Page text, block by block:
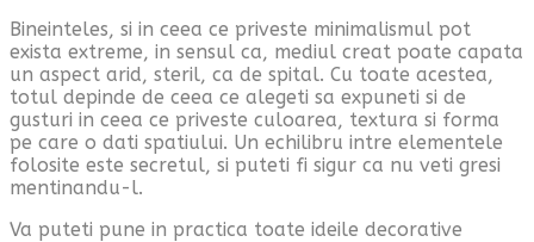
Bineinteles, si in ceea ce priveste minimalismul pot
exista extreme, in sensul ca, mediul creat poate capata
un aspect arid, steril, ca de spital. Cu toate acestea,
totul depinde de ceea ce alegeti sa expuneti si de
gusturi in ceea ce priveste culoarea, textura si forma
pe care o dati spatiului. Un echilibru intre elementele
folosite este secretul, si puteti fi sigur ca nu veti gresi
mentinandu-l.
Va puteti pune in practica toate ideile decorative